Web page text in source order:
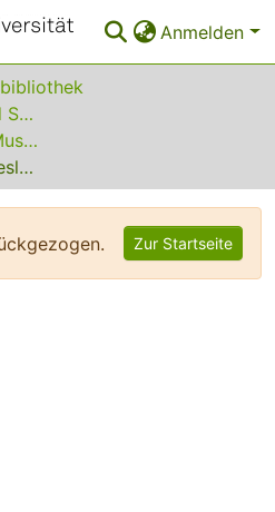
Anmelden
Service für Blinde und Sehbehinderte
Digitalisierte Braille-Musik-Matrizen des VzfB
Orgelbuch zum "Gotteslob" (4)
Zur Startseite